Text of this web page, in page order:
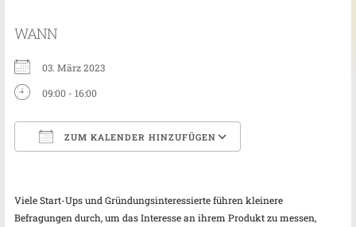
WANN
03. März 2023
09:00 - 16:00
ZUM KALENDER HINZUFÜGEN
Viele Start-Ups und Gründungsinteressierte führen kleinere
Befragungen durch, um das Interesse an ihrem Produkt zu messen,